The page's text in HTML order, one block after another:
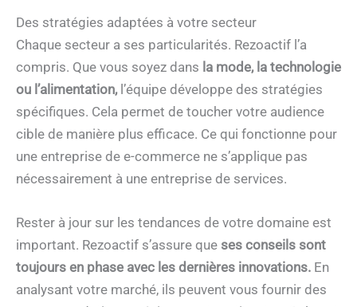
Des stratégies adaptées à votre secteur
Chaque secteur a ses particularités. Rezoactif l’a
compris. Que vous soyez dans la mode, la technologie
ou l’alimentation,l’équipe développe des stratégies
spécifiques. Cela permet de toucher votre audience
cible de manière plus efficace. Ce qui fonctionne pour
une entreprise de e-commerce ne s’applique pas
nécessairement à une entreprise de services.
Rester à jour sur les tendances de votre domaine est
important. Rezoactif s’assure que ses conseils sont
toujours en phase avec les dernières innovations. En
analysant votre marché, ils peuvent vous fournir des